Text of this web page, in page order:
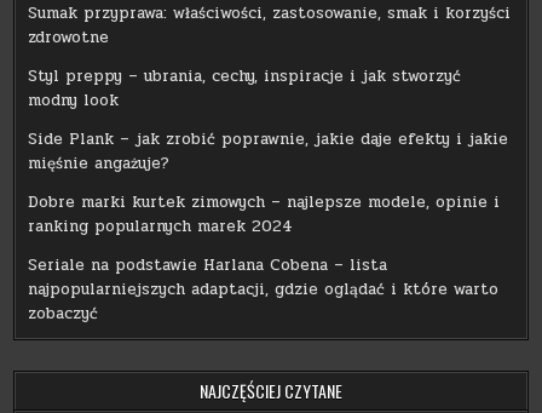
Sumak przyprawa: właściwości, zastosowanie, smak i korzyści
zdrowotne
Styl preppy – ubrania, cechy, inspiracje i jak stworzyć
modny look
Side Plank – jak zrobić poprawnie, jakie daje efekty i jakie
mięśnie angażuje?
Dobre marki kurtek zimowych – najlepsze modele, opinie i
ranking popularnych marek 2024
Seriale na podstawie Harlana Cobena – lista
najpopularniejszych adaptacji, gdzie oglądać i które warto
zobaczyć
NAJCZĘŚCIEJ CZYTANE